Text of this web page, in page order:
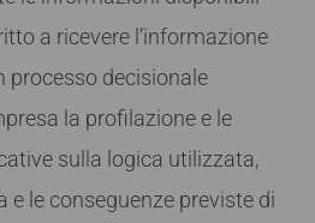
a ricevere l’informazione
processo decisionale
la profilazione e le
sulla logica utilizzata,
e le conseguenze previste di